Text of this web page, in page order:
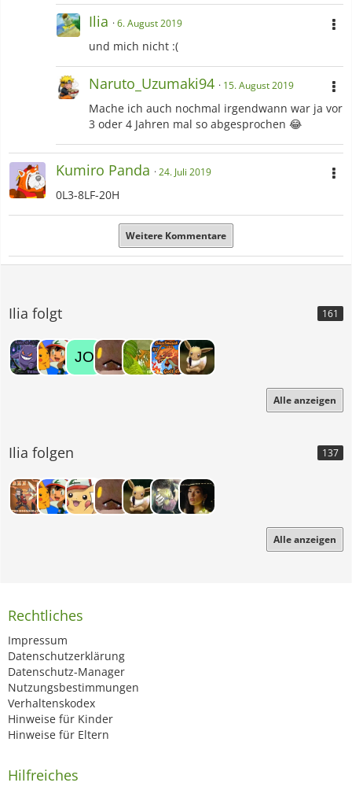
Ilia 6. August 2019
und mich nicht :(
Naruto_Uzumaki94 15. August 2019
Mache ich auch nochmal irgendwann war ja vor
3 oder 4 Jahren mal so abgesprochen 😂
Kumiro Panda 24. Juli 2019
0L3-8LF-20H
Weitere Kommentare
Ilia folgt 161
Alle anzeigen
Ilia folgen 137
Alle anzeigen
Rechtliches
Impressum
Datenschutzerklärung
Datenschutz-Manager
Nutzungsbestimmungen
Verhaltenskodex
Hinweise für Kinder
Hinweise für Eltern
Hilfreiches